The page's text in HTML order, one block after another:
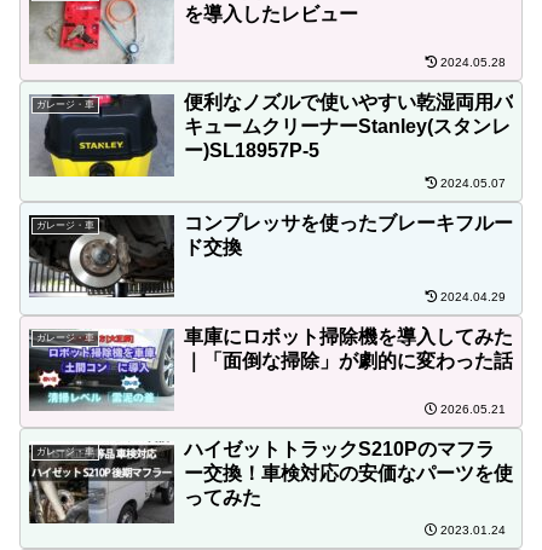
を導入したレビュー
2024.05.28
ガレージ・車
便利なノズルで使いやすい乾湿両用バ
キュームクリーナーStanley(スタンレ
ー)SL18957P-5
2024.05.07
ガレージ・車
コンプレッサを使ったブレーキフルー
ド交換
2024.04.29
ガレージ・車
車庫にロボット掃除機を導入してみた
｜「面倒な掃除」が劇的に変わった話
2026.05.21
ガレージ・車
ハイゼットトラックS210Pのマフラ
ー交換！車検対応の安価なパーツを使
ってみた
2023.01.24